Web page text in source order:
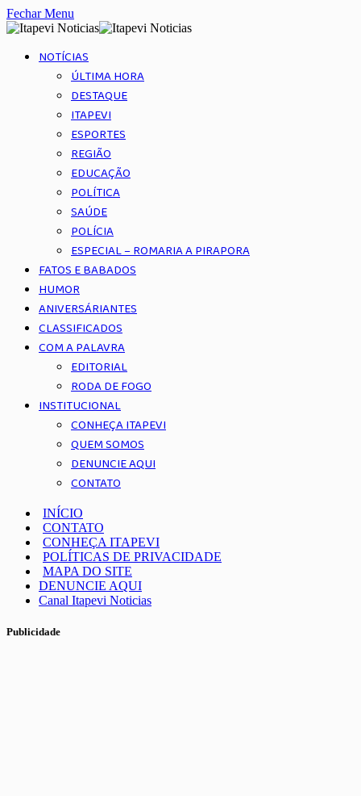
Fechar Menu
NOTÍCIAS
ÚLTIMA HORA
DESTAQUE
ITAPEVI
ESPORTES
REGIÃO
EDUCAÇÃO
POLÍTICA
SAÚDE
POLÍCIA
ESPECIAL – ROMARIA A PIRAPORA
FATOS E BABADOS
HUMOR
ANIVERSÁRIANTES
CLASSIFICADOS
COM A PALAVRA
EDITORIAL
RODA DE FOGO
INSTITUCIONAL
CONHEÇA ITAPEVI
QUEM SOMOS
DENUNCIE AQUI
CONTATO
INÍCIO
CONTATO
CONHEÇA ITAPEVI
POLÍTICAS DE PRIVACIDADE
MAPA DO SITE
DENUNCIE AQUI
Canal Itapevi Noticias
Publicidade